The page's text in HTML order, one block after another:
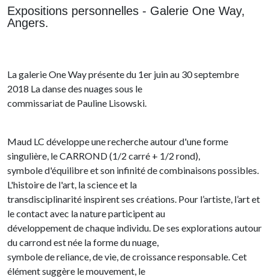
Expositions personnelles - Galerie One Way,
Angers.
La galerie One Way présente du 1er juin au 30 septembre
2018 La danse des nuages sous le
commissariat de Pauline Lisowski.
Maud LC développe une recherche autour d'une forme
singulière, le CARROND (1/2 carré + 1/2 rond),
symbole d'équilibre et son infinité de combinaisons possibles.
L'histoire de l'art, la science et la
transdisciplinarité inspirent ses créations. Pour l’artiste, l’art et
le contact avec la nature participent au
développement de chaque individu. De ses explorations autour
du carrond est née la forme du nuage,
symbole de reliance, de vie, de croissance responsable. Cet
élément suggère le mouvement, le